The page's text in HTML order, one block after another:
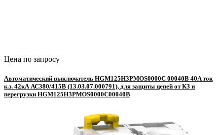
Цена по запросу
Автоматический выключатель HGM125H3PMOS0000C 00040B 40A ток
к.з. 42кА АС380/415В (13.03.07.000791), для защиты цепей от КЗ и
перегрузки HGM125H3PMOS0000C00040B